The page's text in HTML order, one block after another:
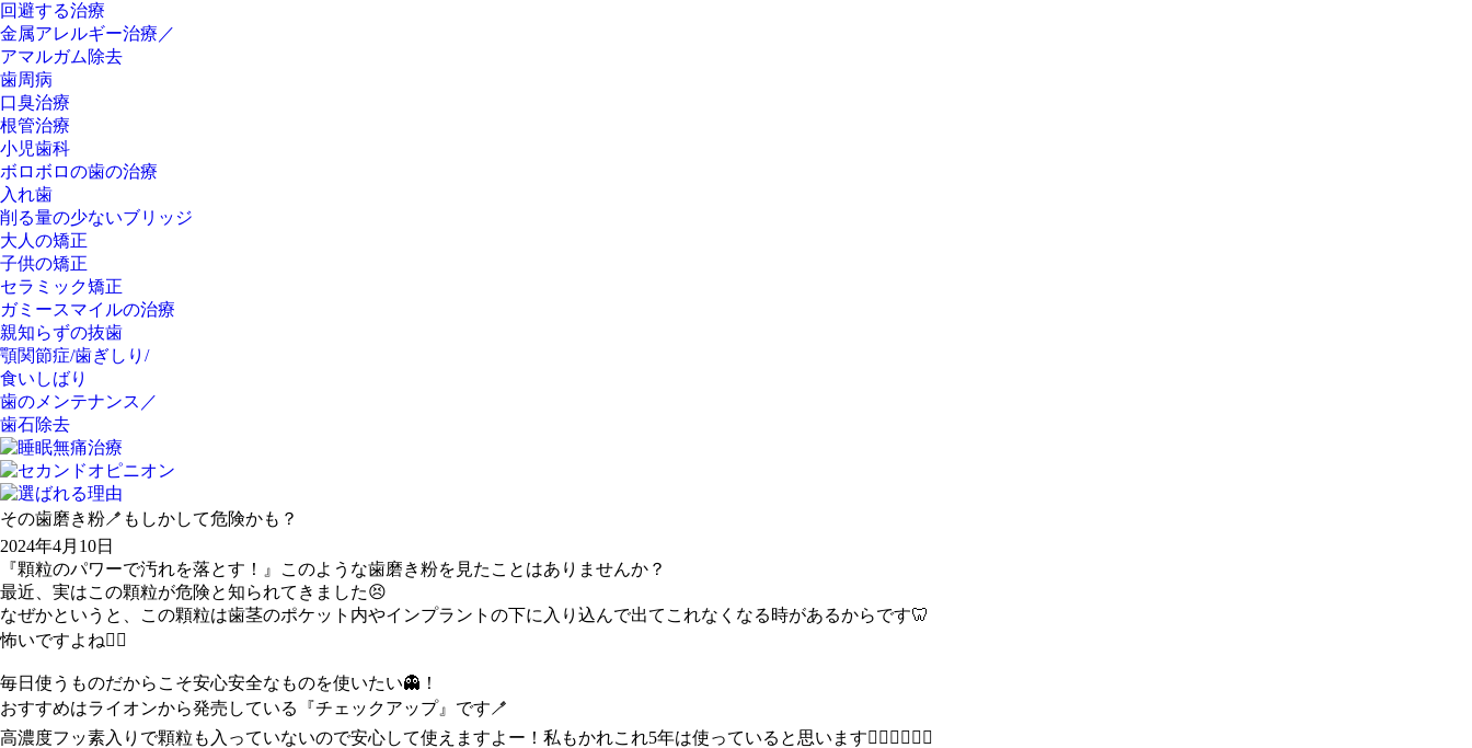
回避する治療
金属アレルギー治療／
アマルガム除去
歯周病
口臭治療
根管治療
小児歯科
ボロボロの歯の治療
入れ歯
削る量の少ないブリッジ
大人の矯正
子供の矯正
セラミック矯正
ガミースマイルの治療
親知らずの抜歯
顎関節症/歯ぎしり/
食いしばり
歯のメンテナンス／
歯石除去
その歯磨き粉🪥もしかして危険かも？
2024年4月10日
『顆粒のパワーで汚れを落とす！』このような歯磨き粉を見たことはありませんか？
最近、実はこの顆粒が危険と知られてきました😣
なぜかというと、この顆粒は歯茎のポケット内やインプラントの下に入り込んで出てこれなくなる時があるからです🦷
怖いですよね😶‍🌫️
毎日使うものだからこそ安心安全なものを使いたい👻！
おすすめはライオンから発売している『チェックアップ』です🪥
高濃度フッ素入りで顆粒も入っていないので安心して使えますよー！私もかれこれ5年は使っていると思います🧚‍♀️🧚‍♀️🧚‍♀️